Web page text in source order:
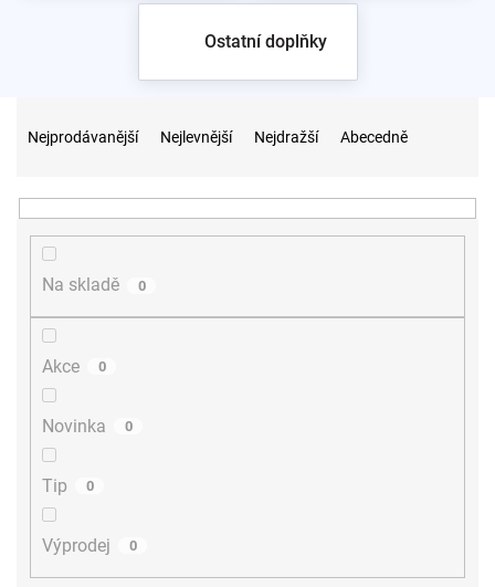
Ostatní doplňky
n
Nejprodávanější Nejlevnější Nejdražší Abecedně
Na skladě 0
Akce 0
Novinka 0
Tip 0
Výprodej 0